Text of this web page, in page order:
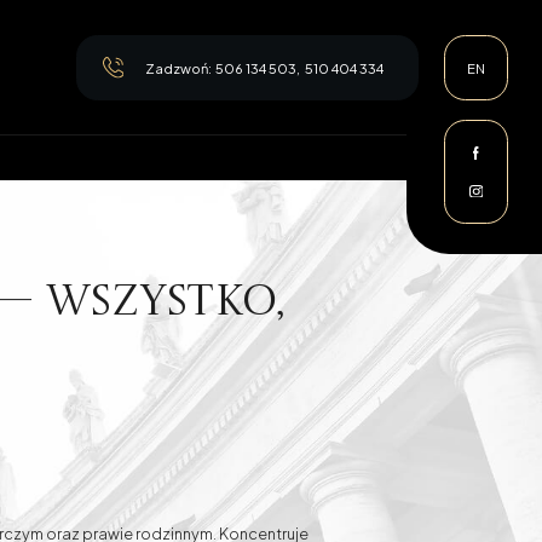
Zadzwoń: 506 134 503 510 404 334 EN
wszystko,
oraz prawie rodzinnym. Koncentruje